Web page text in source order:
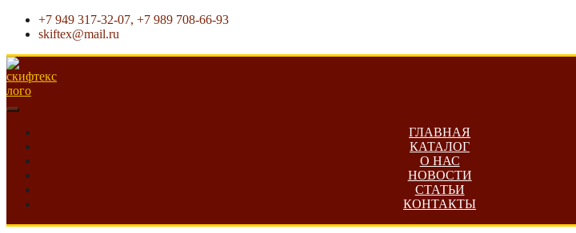
+7 949 317-32-07, +7 989 708-66-93
skiftex@mail.ru
ГЛАВНАЯ
КАТАЛОГ
О НАС
НОВОСТИ
СТАТЬИ
КОНТАКТЫ